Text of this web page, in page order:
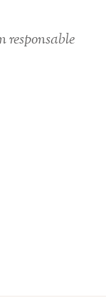
responsable